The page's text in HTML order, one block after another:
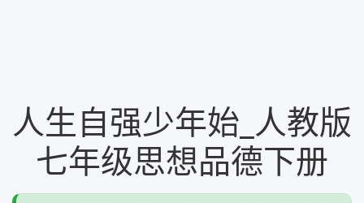
人生自强少年始_人教版
七年级思想品德下册